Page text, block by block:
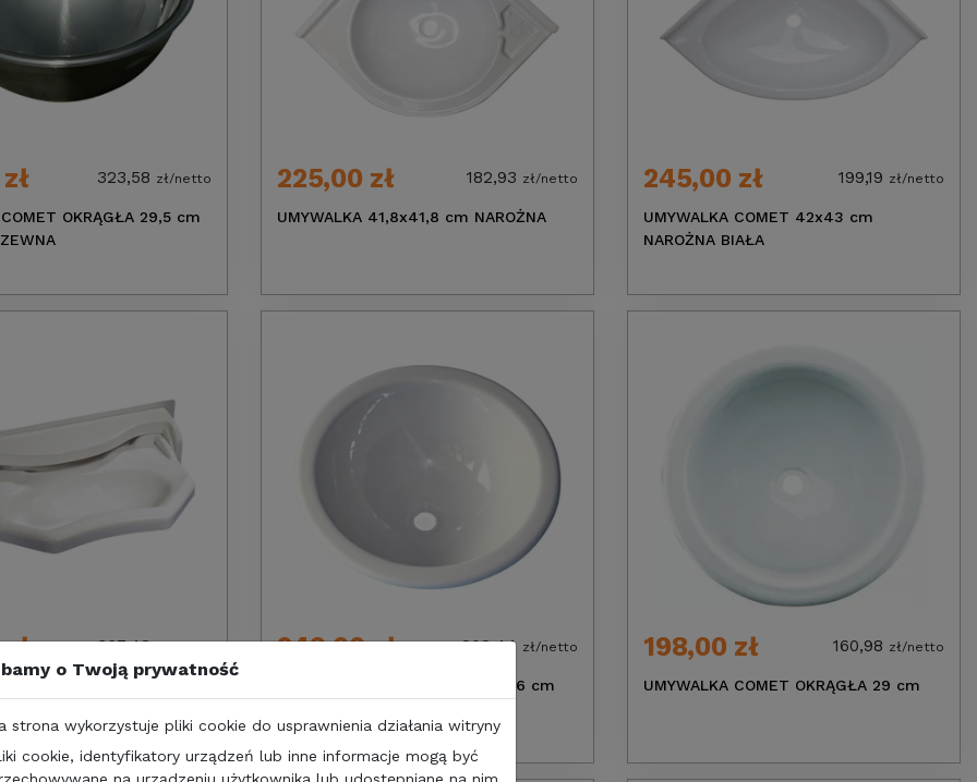
323,58 zł/netto
OKRĄGŁA 29,5 cm
225,00 zł 182,93 zł/netto
UMYWALKA 41,8x41,8 cm NAROŻNA
245,00 zł 199,19 zł/netto
UMYWALKA COMET 42x43 cm
NAROŻNA BIAŁA
367,48
COMET 32x52 cm
249,00 zł 202,44 zł/netto
UMYWALKA COMET OKRĄGŁA 36 cm
198,00 zł 160,98 zł/netto
UMYWALKA COMET OKRĄGŁA 29 cm
o Twoją prywatność
strona wykorzystuje pliki cookie do usprawnienia działania witryny
cookie, identyfikatory urządzeń lub inne informacje mogą być